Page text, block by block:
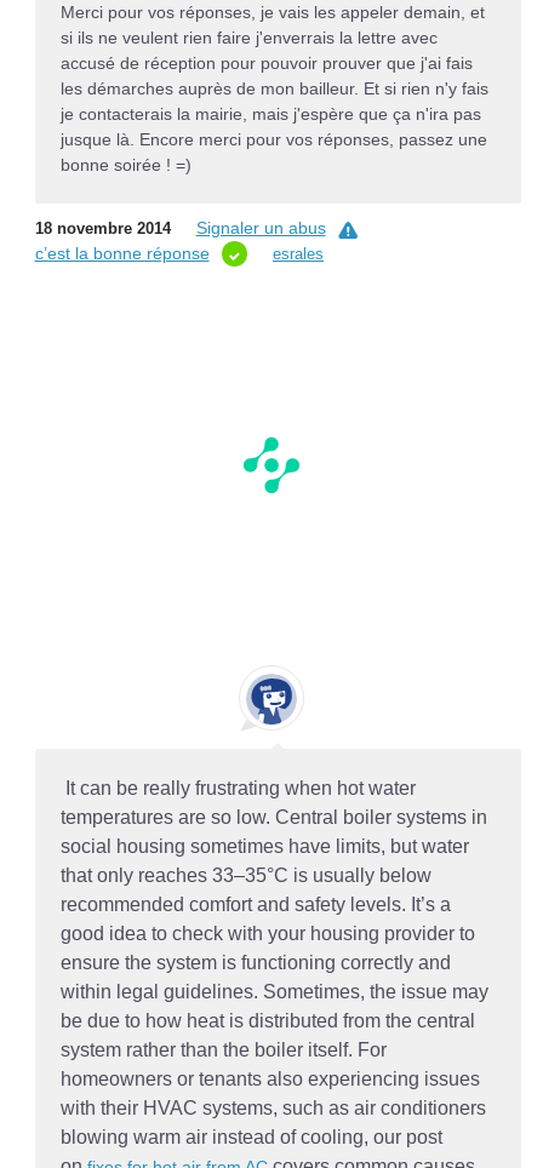
Merci pour vos réponses, je vais les appeler demain, et
si ils ne veulent rien faire j'enverrais la lettre avec
accusé de réception pour pouvoir prouver que j'ai fais
les démarches auprès de mon bailleur. Et si rien n'y fais
je contacterais la mairie, mais j'espère que ça n'ira pas
jusque là. Encore merci pour vos réponses, passez une
bonne soirée ! =)
18 novembre 2014
Signaler un abus
c’est la bonne réponse
esrales
It can be really frustrating when hot water
temperatures are so low. Central boiler systems in
social housing sometimes have limits, but water
that only reaches 33–35°C is usually below
recommended comfort and safety levels. It’s a
good idea to check with your housing provider to
ensure the system is functioning correctly and
within legal guidelines. Sometimes, the issue may
be due to how heat is distributed from the central
system rather than the boiler itself. For
homeowners or tenants also experiencing issues
with their HVAC systems, such as air conditioners
blowing warm air instead of cooling, our post